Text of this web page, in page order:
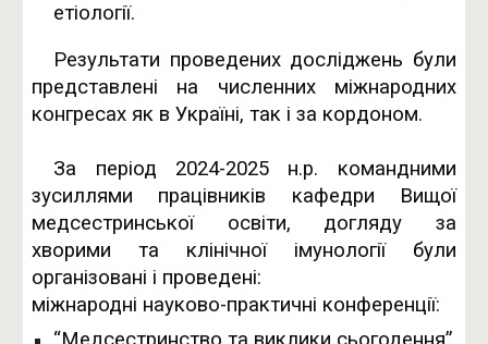
етіології.
Результати проведених досліджень були
представлені на численних міжнародних
конгресах як в Україні, так і за кордоном.
За період 2024-2025 н.р. командними
зусиллями працівників кафедри Вищої
медсестринської освіти, догляду за
хворими та клінічної імунології були
організовані і проведені:
міжнародні науково-практичні конференції: